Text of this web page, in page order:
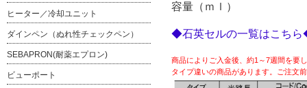
容量（ｍｌ）
◆石英セルの一覧はこち
商品によりご入金後、約1～7週間を要
タイプ違いの商品があります。ご注文
ヒーター／冷却ユニット
ダインペン（ぬれ性チェックペン）
SEBAPRON(耐薬エプロン)
ビューポート